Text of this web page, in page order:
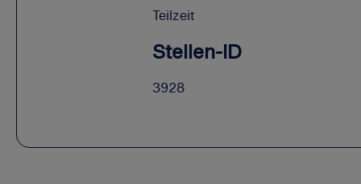
Teilzeit
Stellen-ID
3928